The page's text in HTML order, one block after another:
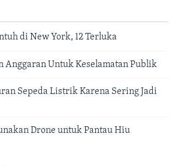
di New York, 12 Terluka
Anggaran Untuk Keselamatan Publik
Sepeda Listrik Karena Sering Jadi
Drone untuk Pantau Hiu